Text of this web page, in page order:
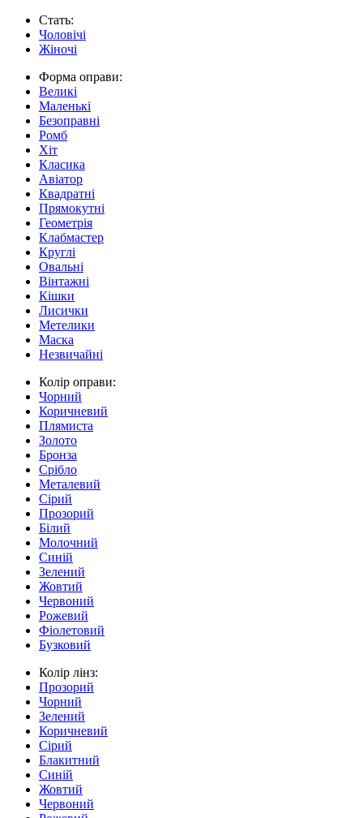
Стать:
Чоловічі
Жіночі
Форма оправи:
Великі
Маленькі
Безоправні
Ромб
Хіт
Класика
Авіатор
Квадратні
Прямокутні
Геометрія
Клабмастер
Круглі
Овальні
Вінтажні
Кішки
Лисички
Метелики
Маска
Незвичайні
Колір оправи:
Чорний
Коричневий
Плямиста
Золото
Бронза
Срібло
Металевий
Сірий
Прозорий
Білий
Молочний
Синій
Зелений
Жовтий
Червоний
Рожевий
Фіолетовий
Бузковий
Колір лінз:
Прозорий
Чорний
Зелений
Коричневий
Сірий
Блакитний
Синій
Жовтий
Червоний